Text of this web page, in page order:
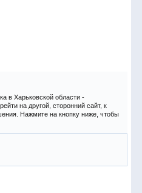
в Харьковской области -
на другой, сторонний сайт, к
Нажмите на кнопку ниже, чтобы